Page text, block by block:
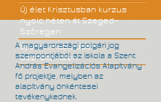
Új élet Krisztusban kurzus
nyolc héten át Szeged-
Szőregen
Új élet Krisztusban
Debrecenben
A magyarországi polgári jog
szempontjából az iskola a Szent
András Evangelizációs Alapítvány
fő projektje, melyben az
alapítvány önkéntesei
tevékenykednek.